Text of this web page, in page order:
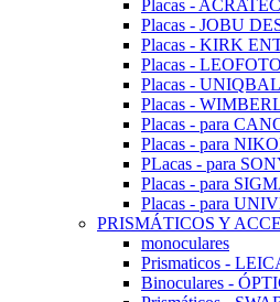
Placas -
Placas - JOBU
Placas - KIRK
Placas - LEOFOTO
Placas -
Placas -
Placas - para
Placas - para
PLacas - para
Placas - para
Placas - para
PRISMÁTICOS Y
monoculares
Prismaticos -
Binoculares -